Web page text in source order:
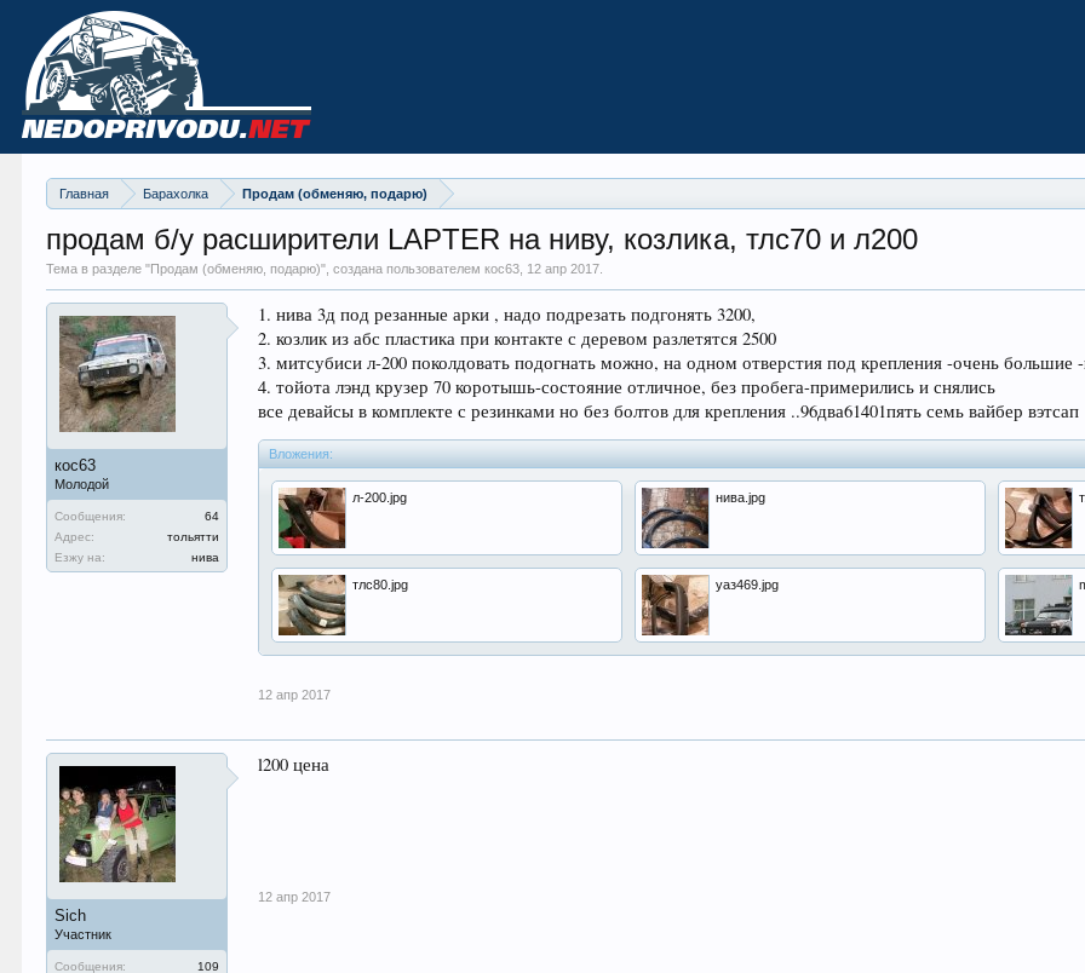
Главная Барахолка Продам (обменяю, подарю)
продам б/у расширители LAPTER на ниву, козлика, тлс70 и л200
Тема в разделе "Продам (обменяю, подарю)", создана пользователем кос63, 12 апр 2017
кос63
Молодой
Сообщения:
64
Адрес:
тольятти
Езжу на:
нива
1. нива 3д под резанные арки , надо подрезать подгонять 3200,
2. козлик из абс пластика при контакте с деревом разлетятся 2500
3. митсубиси л-200 поколдовать подогнать можно, на одном отверстия под крепления -очень большие
4. тойота лэнд крузер 70 коротышь-состояние отличное, без пробега-примерились и снялись
все девайсы в комплекте с резинками но без болтов для крепления ..96два61401пять семь вайбер вэтсап
Вложения:
л-200.jpg нива.jpg
тлс80.jpg уаз469.jpg
12 апр 2017
Sich
Участник
Сообщения:
109
l200 цена
12 апр 2017